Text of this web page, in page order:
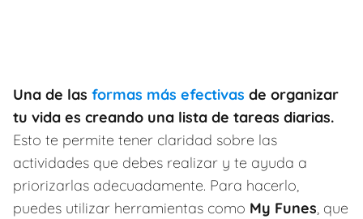
Una de las formas más efectivas de organizar
tu vida es creando una lista de tareas diarias.
Esto te permite tener claridad sobre las
actividades que debes realizar y te ayuda a
priorizarlas adecuadamente. Para hacerlo,
puedes utilizar herramientas como My Funes, que